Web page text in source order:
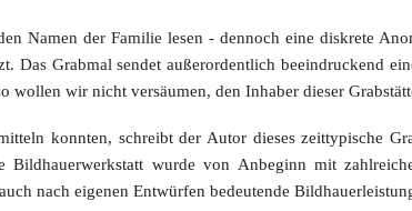
Namen der Familie lesen - dennoch eine diskrete
Das Grabmal sendet außerordentlich beeindruckend
wir nicht versäumen, den Inhaber dieser
konnten, schreibt der Autor dieses zeittypische
wurde von Anbeginn mit
nach eigenen Entwürfen bedeutende